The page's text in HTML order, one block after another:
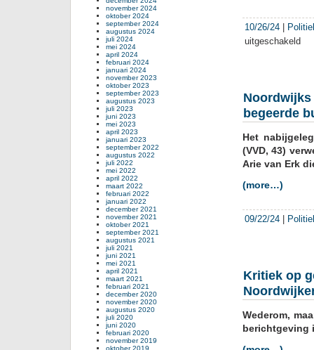
10/26/24
uitgeschakeld
wil
haar
voor
begeerde
Het
(VVD, 43)
Arie van Erk
(more…)
09/22/24
Kritiek op
Wederom,
berichtgeving
november 2024
oktober 2024
september 2024
augustus 2024
juli 2024
mei 2024
april 2024
februari 2024
januari 2024
november 2023
oktober 2023
september 2023
augustus 2023
juli 2023
juni 2023
mei 2023
april 2023
januari 2023
september 2022
augustus 2022
juli 2022
mei 2022
april 2022
maart 2022
februari 2022
januari 2022
december 2021
november 2021
oktober 2021
september 2021
augustus 2021
juli 2021
juni 2021
mei 2021
april 2021
maart 2021
februari 2021
december 2020
november 2020
augustus 2020
juli 2020
juni 2020
februari 2020
november 2019
oktober 2019